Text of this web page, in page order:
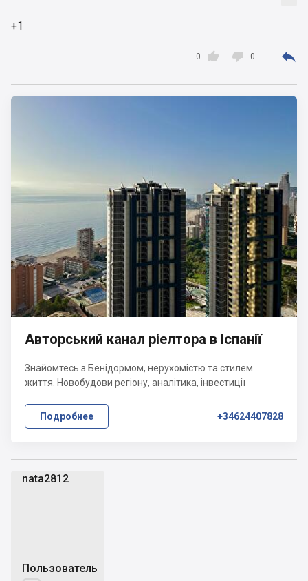
+1

0  0 
nata2812
Пользователь
Авторський канал ріелтора в Іспанії
Знайомтесь з Бенідормом, нерухомістю та стилем
життя. Новобудови регіону, аналітика, інвестиції
Подробнее +34624407828